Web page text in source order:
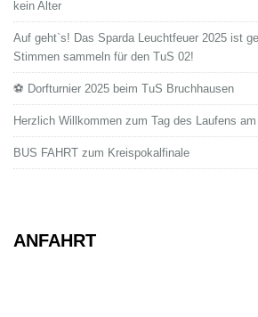
kein Alter
Auf geht`s! Das Sparda Leuchtfeuer 2025 ist
Stimmen sammeln für den TuS 02!
⚽ Dorfturnier 2025 beim TuS Bruchhausen
Herzlich Willkommen zum Tag des Laufens
BUS FAHRT zum Kreispokalfinale
ANFAHRT